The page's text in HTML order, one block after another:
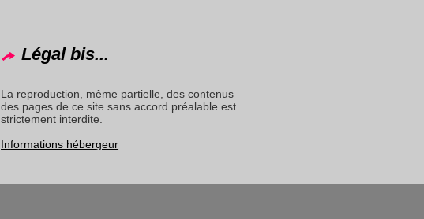
Légal bis...
La reproduction, même partielle, des contenus
des pages de ce site sans accord préalable est
strictement interdite.
Informations hébergeur